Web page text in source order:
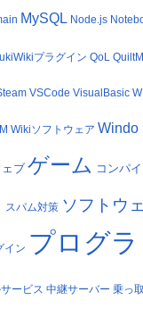
MySQL Node.js
プラグイン QoL
VSCode VisualBasic W
Wikiソフトウェア Windo
ェブ ゲーム コンパイ
スパム対策 ソフトウ
イン プログラ
ービス 中継サーバー 乗っ